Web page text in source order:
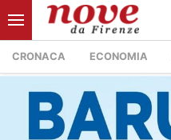
CRONACA ECONOMIA